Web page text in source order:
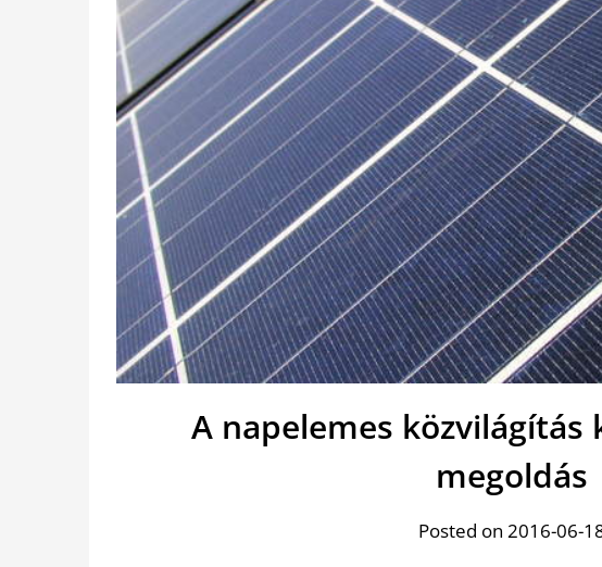
A napelemes
megoldás
Posted on 2016-06-